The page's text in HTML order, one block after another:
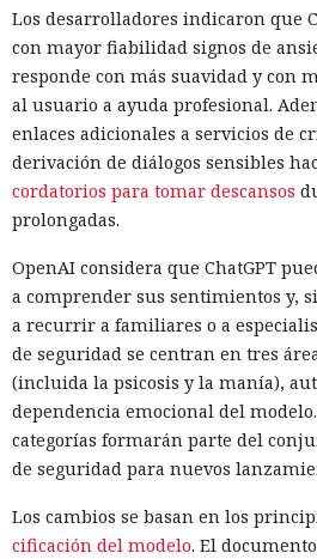
Los desarrolladores indicaron que
con mayor fiabilidad signos de
responde con más suavidad y con
al usuario a ayuda profesional.
enlaces adicionales a servicios de
derivación de diálogos sensibles
cordatorios para tomar descansos
prolongadas.
OpenAI considera que ChatGPT
a comprender sus sentimientos y,
a recurrir a familiares o a
de seguridad se centran en tres
(incluida la psicosis y la manía),
dependencia emocional del
categorías formarán parte del
de seguridad para nuevos
Los cambios se basan en los
cificación del modelo. El